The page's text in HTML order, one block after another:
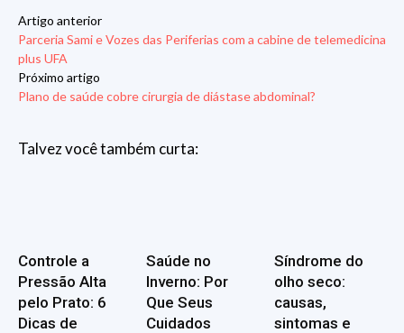
Artigo anterior
Parceria Sami e Vozes das Periferias com a cabine de telemedicina
plus UFA
Próximo artigo
Plano de saúde cobre cirurgia de diástase abdominal?
Talvez você também curta:
Controle a
Pressão Alta
pelo Prato: 6
Dicas de
Saúde no
Inverno: Por
Que Seus
Cuidados
Síndrome do
olho seco:
causas,
sintomas e